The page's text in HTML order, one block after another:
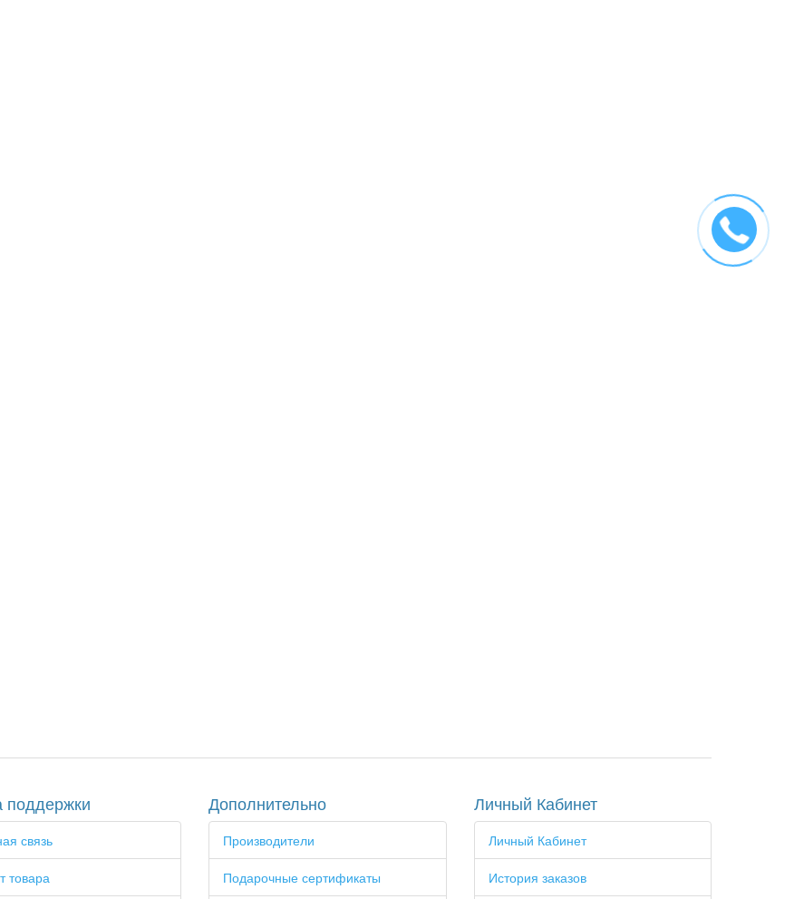
поддержки
связь
товара
Дополнительно
Производители
Подарочные сертификаты
Личный Кабинет
Личный Кабинет
История заказов